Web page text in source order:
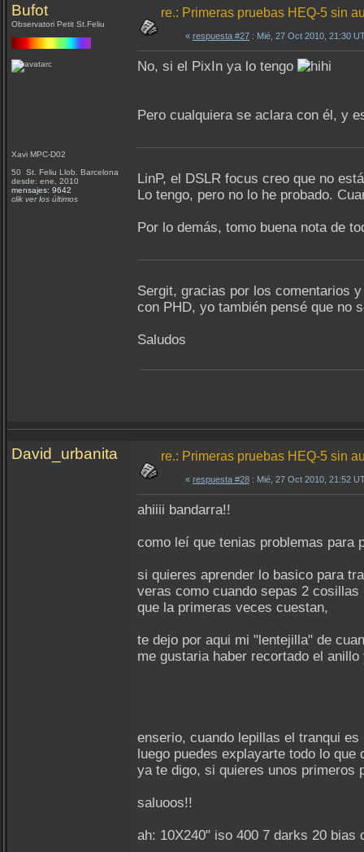
Bufot
Observatori Petit St.Feliu
Xavi MPC-D02
50 St. Feliu Llob. Barcelona
desde: ene, 2010
mensajes: 9642
clik ver los últimos
re.: Primeras pruebas HEQ-5 sin
« respuesta #27 : Mié, 27 Oct 2010, 21:30
No, si el PixIn ya lo tengo
Pero cualquiera se aclara con él, y
LinP, el DSLR focus creo que no
Lo tengo, pero no lo he probado.
Por lo demás, tomo buena nota de
Sergit, gracias por los comentarios
con PHD, yo también pensé que no
Saludos
David_urbanita re.: Primeras pruebas HEQ-5 sin
« respuesta #28 : Mié, 27 Oct 2010, 21:52
ahiiii bandarra!!
como leí que tenias problemas para
si quieres aprender lo basico para
veras como cuando sepas 2
que la primeras veces cuestan,
te dejo por aqui mi "lentejilla" de
me gustaria haber recortado el
enserio, cuando lepillas el tranqui
luego puedes explayarte todo lo que
ya te digo, si quieres unos
saluoos!!
ah: 10X240" iso 400 7 darks 20 bias